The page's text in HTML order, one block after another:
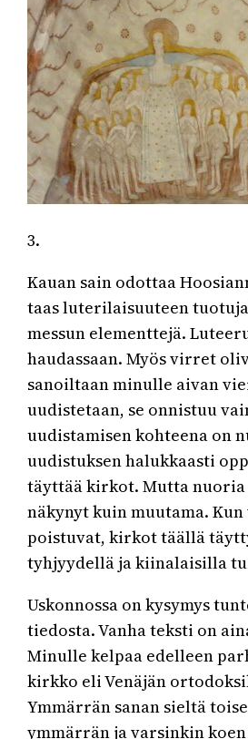
3.
Kauan sain odottaa
taas luterilaisuuteen
messun elementtejä.
haudassaan. Myös virret
sanoiltaan minulle aivan
uudistetaan, se onnistuu
uudistamisen kohteena on
uudistuksen halukkaasti
täyttää kirkot. Mutta nuoria
näkynyt kuin muutama.
poistuvat, kirkot täällä
tyhjyydellä ja kiinalaisilla
Uskonnossa on kysymys
tiedosta. Vanha teksti on
Minulle kelpaa edelleen
kirkko eli Venäjän
Ymmärrän sanan sieltä
ymmärrän ja varsinkin